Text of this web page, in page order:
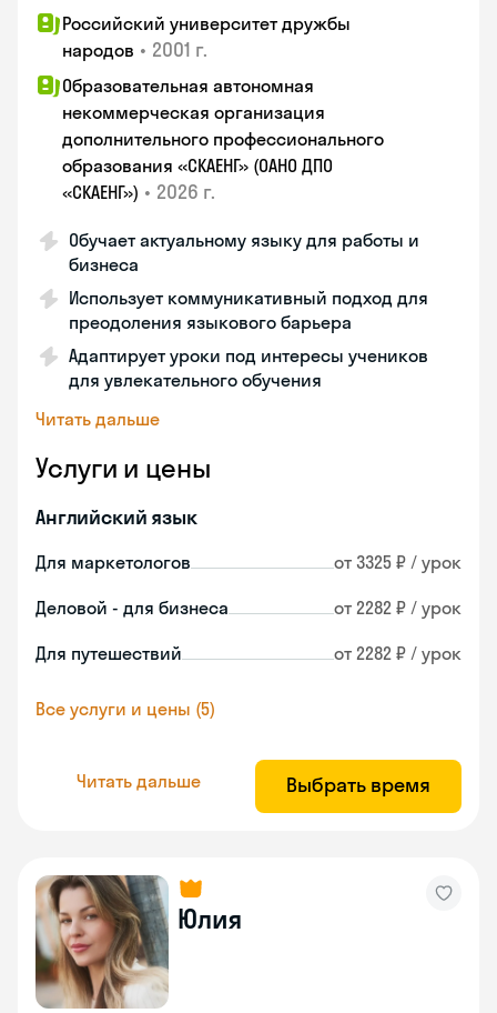
Российский университет дружбы
народов • 2001 г.
Образовательная автономная
некоммерческая организация
дополнительного профессионального
образования «СКАЕНГ» (ОАНО ДПО
«СКАЕНГ») • 2026 г.
Обучает актуальному языку для работы и
бизнеса
Использует коммуникативный подход для
преодоления языкового барьера
Адаптирует уроки под интересы учеников
для увлекательного обучения
Читать дальше
Услуги и цены
Английский язык
Для маркетологов от 3325 ₽ / урок
Деловой - для бизнеса от 2282 ₽ / урок
Для путешествий от 2282 ₽ / урок
Все услуги и цены (5)
Читать дальше Выбрать время
Юлия